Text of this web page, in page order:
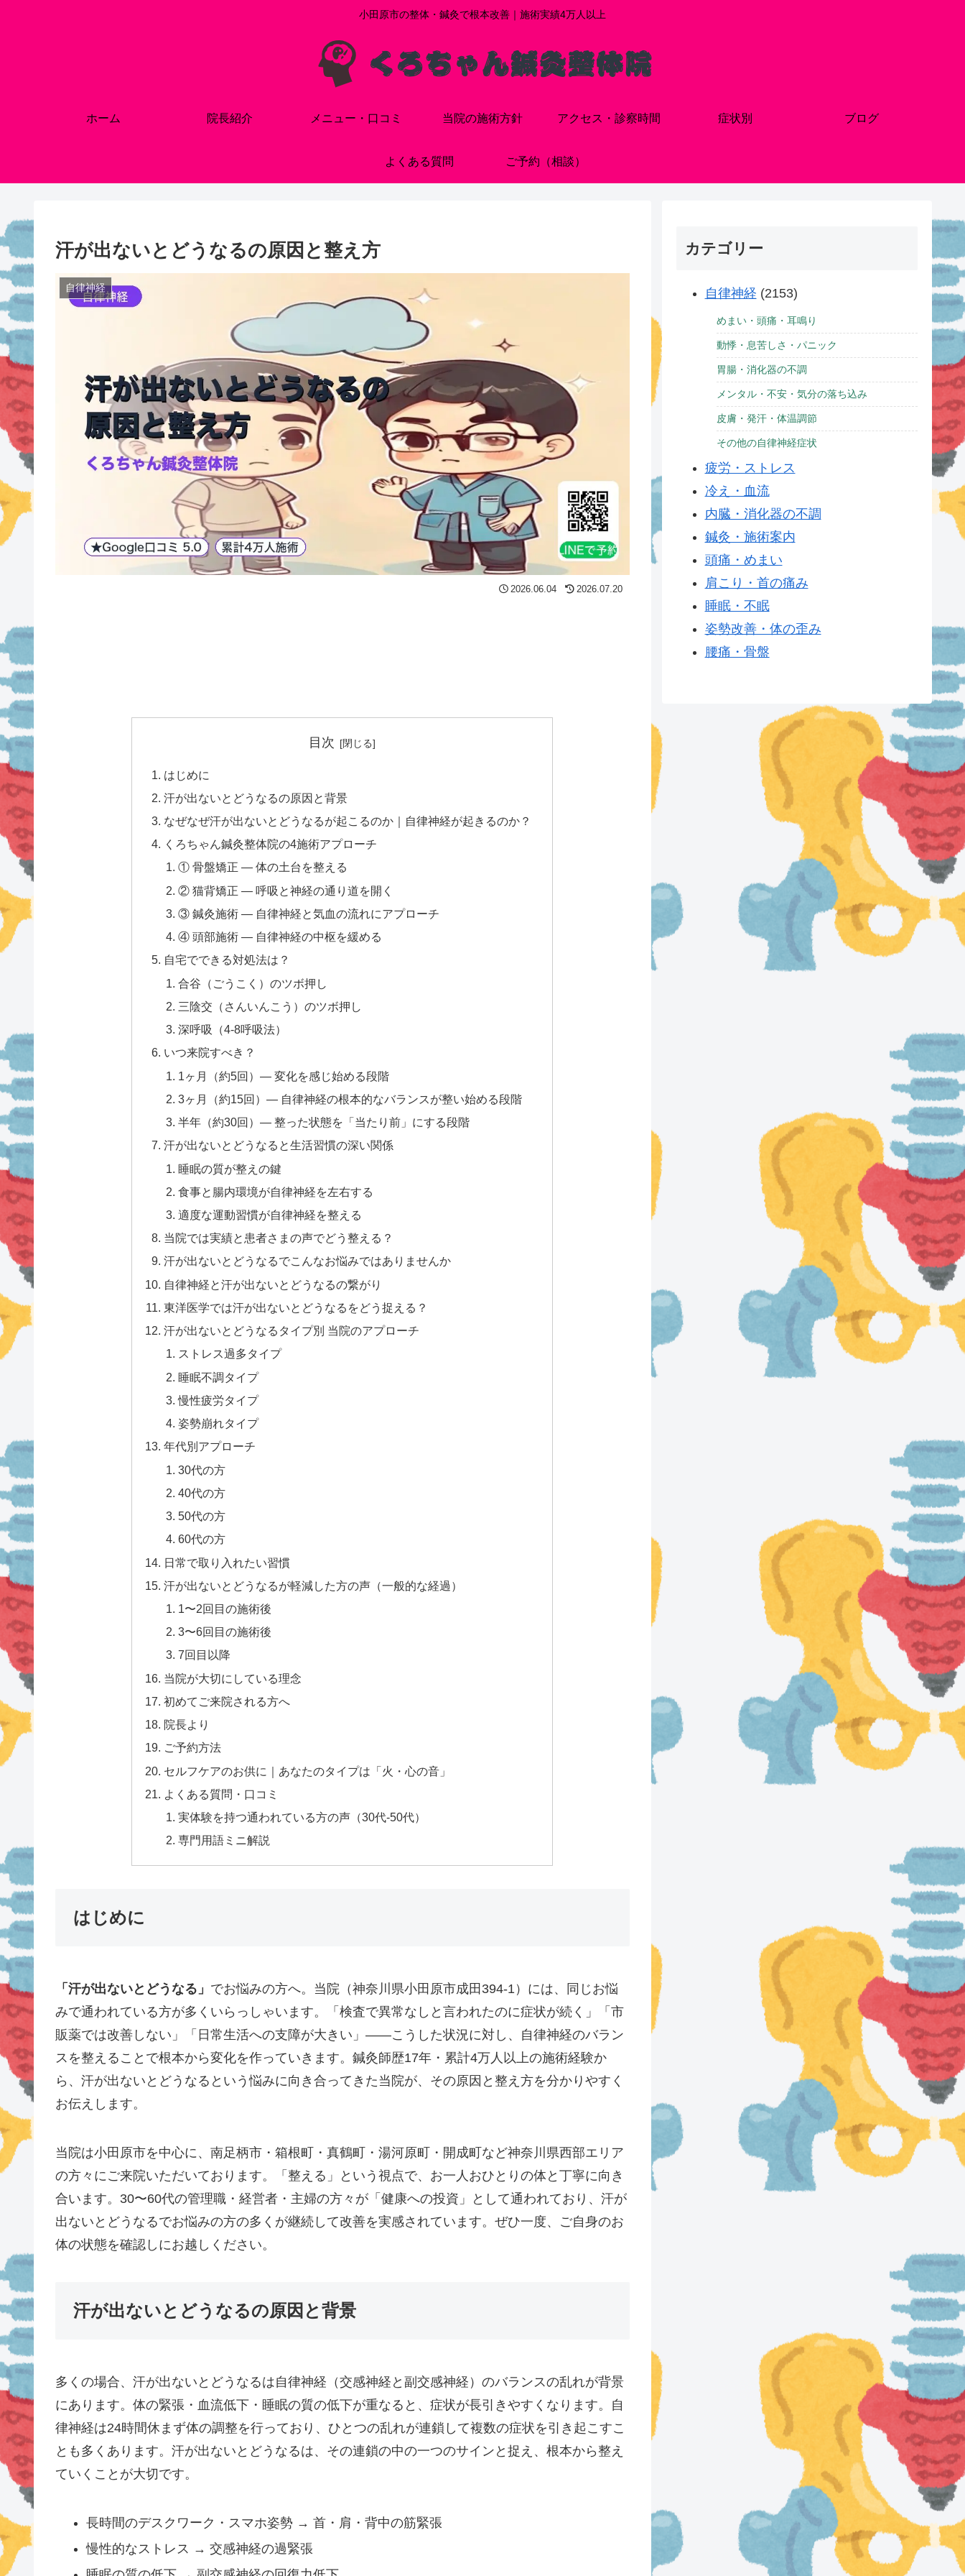
小田原市の整体・鍼灸で根本改善｜施術実績4万人以上
ホーム 院長紹介 メニュー・口コミ 当院の施術方針 アクセス・診察時間 症状別 ブログ
よくある質問 ご予約（相談）
汗が出ないとどうなるの原因と整え方
自律神経
2026.06.04 2026.07.20
目次
はじめに
汗が出ないとどうなるの原因と背景
なぜなぜ汗が出ないとどうなるが起こるのか｜自律神経が起きるのか？
くろちゃん鍼灸整体院の4施術アプローチ
① 骨盤矯正 — 体の土台を整える
② 猫背矯正 — 呼吸と神経の通り道を開く
③ 鍼灸施術 — 自律神経と気血の流れにアプローチ
④ 頭部施術 — 自律神経の中枢を緩める
自宅でできる対処法は？
合谷（ごうこく）のツボ押し
三陰交（さんいんこう）のツボ押し
深呼吸（4-8呼吸法）
いつ来院すべき？
1ヶ月（約5回）— 変化を感じ始める段階
3ヶ月（約15回）— 自律神経の根本的なバランスが整い始める段階
半年（約30回）— 整った状態を「当たり前」にする段階
汗が出ないとどうなると生活習慣の深い関係
睡眠の質が整えの鍵
食事と腸内環境が自律神経を左右する
適度な運動習慣が自律神経を整える
当院では実績と患者さまの声でどう整える？
汗が出ないとどうなるでこんなお悩みではありませんか
自律神経と汗が出ないとどうなるの繋がり
東洋医学では汗が出ないとどうなるをどう捉える？
汗が出ないとどうなるタイプ別 当院のアプローチ
ストレス過多タイプ
睡眠不調タイプ
慢性疲労タイプ
姿勢崩れタイプ
年代別アプローチ
30代の方
40代の方
50代の方
60代の方
日常で取り入れたい習慣
汗が出ないとどうなるが軽減した方の声（一般的な経過）
1〜2回目の施術後
3〜6回目の施術後
7回目以降
当院が大切にしている理念
初めてご来院される方へ
院長より
ご予約方法
セルフケアのお供に｜あなたのタイプは「火・心の音」
よくある質問・口コミ
実体験を持つ通われている方の声（30代-50代）
専門用語ミニ解説
はじめに
「汗が出ないとどうなる」 でお悩みの方へ。当院（神奈川県小田原市成田394-1）には、同じお悩
みで通われている方が多くいらっしゃいます。「検査で異常なしと言われたのに症状が続く」「市
販薬では改善しない」「日常生活への支障が大きい」——こうした状況に対し、自律神経のバラン
スを整えることで根本から変化を作っていきます。鍼灸師歴17年・累計4万人以上の施術経験か
ら、汗が出ないとどうなるという悩みに向き合ってきた当院が、その原因と整え方を分かりやすく
お伝えします。
当院は小田原市を中心に、南足柄市・箱根町・真鶴町・湯河原町・開成町など神奈川県西部エリア
の方々にご来院いただいております。「整える」という視点で、お一人おひとりの体と丁寧に向き
合います。30〜60代の管理職・経営者・主婦の方々が「健康への投資」として通われており、汗が
出ないとどうなるでお悩みの方の多くが継続して改善を実感されています。ぜひ一度、ご自身のお
体の状態を確認しにお越しください。
汗が出ないとどうなるの原因と背景
多くの場合、汗が出ないとどうなるは自律神経（交感神経と副交感神経）のバランスの乱れが背景
にあります。体の緊張・血流低下・睡眠の質の低下が重なると、症状が長引きやすくなります。自
律神経は24時間休まず体の調整を行っており、ひとつの乱れが連鎖して複数の症状を引き起こすこ
とも多くあります。汗が出ないとどうなるは、その連鎖の中の一つのサインと捉え、根本から整え
ていくことが大切です。
長時間のデスクワーク・スマホ姿勢 → 首・肩・背中の筋緊張
慢性的なストレス → 交感神経の過緊張
カテゴリー
自律神経 (2153)
めまい・頭痛・耳鳴り
動悸・息苦しさ・パニック
胃腸・消化器の不調
メンタル・不安・気分の落ち込み
皮膚・発汗・体温調節
その他の自律神経症状
疲労・ストレス
冷え・血流
内臓・消化器の不調
鍼灸・施術案内
頭痛・めまい
肩こり・首の痛み
睡眠・不眠
姿勢改善・体の歪み
腰痛・骨盤